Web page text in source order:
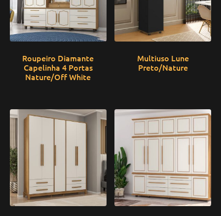
Roupeiro Diamante
Capelinha 4 Portas
Nature/Off White
Multiuso Lune
Preto/Nature